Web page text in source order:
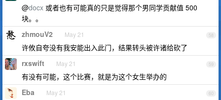
@docx 或者也有可能真的只是觉得那个男同学贡献值 500
块。。
58
zhmouV2 May 21
许攸自夸没有我安能出入此门，结果转头被许诸给砍了
59
rxswift May 21
有没有可能，这个比赛，就是为这个女生举办的
60
Eba May 21